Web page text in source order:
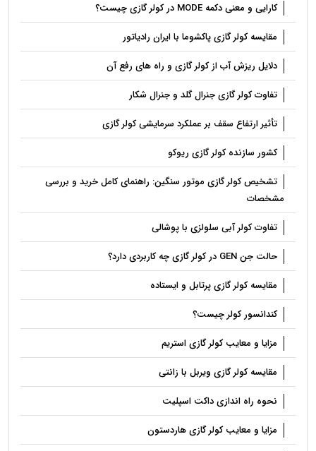
کارایی و معنی دکمه MODE در کولر گازی چیست؟
مقایسه کولر گازی پاکشوما با ایران رادیاتور
دلایل ریزش آب از کولر گازی و راه های رفع آن
تفاوت کولر گازی جنرال گلد و جنرال شکار
تأثیر ارتفاع سقف بر عملکرد سرمایشی کولر گازی
کشور سازنده کولر گازی ریوکو
تشخیص کولر گازی موتور سنگین: راهنمای کامل خرید و بررسی
مشخصات
تفاوت کولر آبی سلولزی با پوشالی
حالت جن GEN در کولر گازی چه کاربردی دارد؟
مقایسه کولر گازی پرتابل و ایستاده
کندانسور کولر چیست؟
مزایا و معایب کولر گازی استریم
مقایسه کولر گازی ویربل با زانتی
نحوه راه اندازی داکت اسپلیت
مزایا و معایب کولر گازی هاردستون